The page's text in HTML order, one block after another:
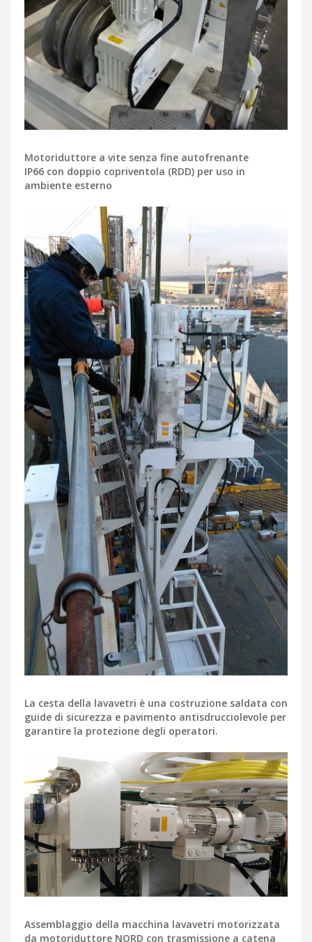
Motoriduttore a vite senza fine autofrenante
IP66 con doppio copriventola (RDD) per uso in
ambiente esterno
La cesta della lavavetri è una costruzione saldata con
guide di sicurezza e pavimento antisdrucciolevole per
garantire la protezione degli operatori.
Assemblaggio della macchina lavavetri motorizzata
da motoriduttore NORD con trasmissione a catena